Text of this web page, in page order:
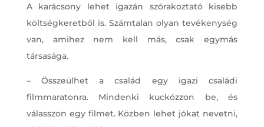
A karácsony lehet igazán szórakoztató kisebb
költségkeretből is. Számtalan olyan tevékenység
van, amihez nem kell más, csak egymás
társasága.
– Összeülhet a család egy igazi családi
filmmaratonra. Mindenki kuckózzon be, és
válasszon egy filmet. Közben lehet jókat nevetni,